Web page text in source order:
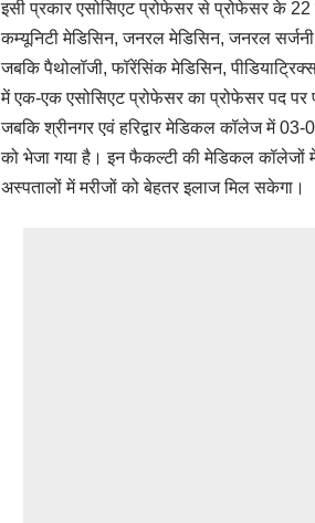
इसी प्रकार एसोसिएट प्रोफेसर से प्रोफेसर के 22
कम्यूनिटी मेडिसिन, जनरल मेडिसिन, जनरल
जबकि पैथोलॉजी, फॉरेंसिंक मेडिसिन,
में एक-एक एसोसिएट प्रोफेसर का प्रोफेसर पद पर
जबकि श्रीनगर एवं हरिद्वार मेडिकल कॉलेज में
को भेजा गया है। इन फैकल्टी की मेडिकल कॉलेजों में
अस्पतालों में मरीजों को बेहतर इलाज मिल सकेगा।